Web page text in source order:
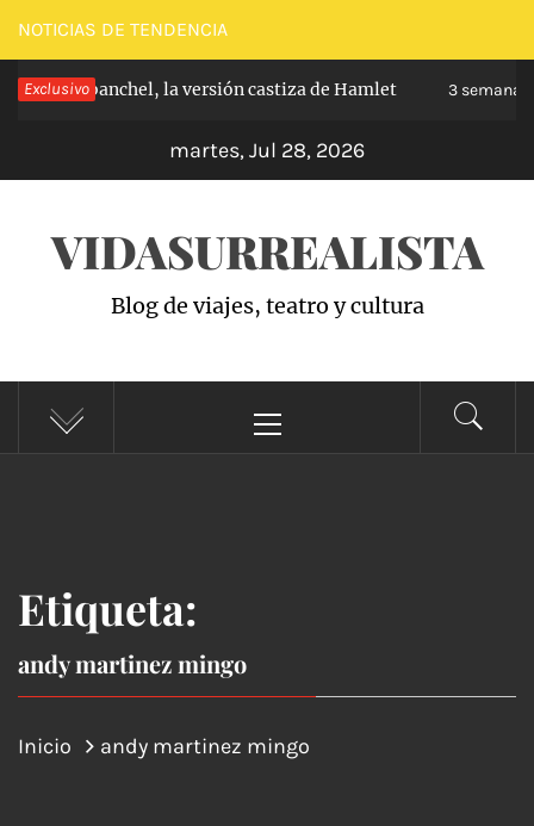
Saltar
al
contenido
NOTICIAS DE TENDENCIA
Exclusivo
de Carabanchel, la versión castiza de Hamlet 3 semanas
martes, Jul 28, 2026
VIDASURREALISTA
Blog de viajes, teatro y cultura
principal
Etiqueta:
andy martinez mingo
Inicio andy martinez mingo